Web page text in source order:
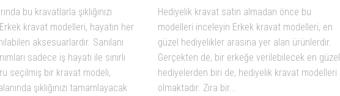
bu kravatlarla şıklığınızı
kravat modelleri, hayatın her
aksesuarlardır. Sanılanı
sadece iş hayatı ile sınırlı
seçilmiş bir kravat modeli,
şıklığınızı tamamlayacak
Hediyelik kravat satın almadan önce bu
modelleri inceleyin Erkek kravat modelleri, en
güzel hediyelikler arasına yer alan ürünlerdir.
Gerçekten de, bir erkeğe verilebilecek en güzel
hediyelerden biri de, hediyelik kravat modelleri
olmaktadır. Zira bir...